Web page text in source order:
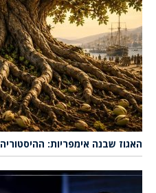
האגוז שבנה אימפריות: